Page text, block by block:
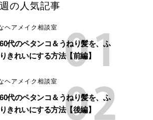
の人気記事
ヘアメイク相談室
代のペタンコ＆うねり髪を、ふ
きれいにする方法【前編】
ヘアメイク相談室
代のペタンコ＆うねり髪を、ふ
きれいにする方法【後編】